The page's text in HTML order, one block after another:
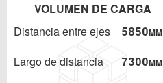
VOLUMEN DE CARGA
Distancia entre ejes
5850MM
Largo de distancia 7300MM